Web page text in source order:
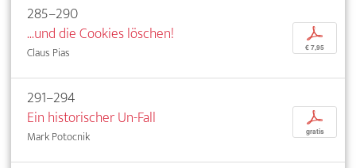
285–290
...und die Cookies löschen!
Claus Pias
p
€ 7,95
291–294
Ein historischer Un-Fall
Mark Potocnik
p
gratis